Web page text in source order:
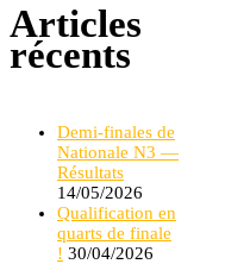
Articles
récents
Demi-finales de
Nationale N3 —
Résultats
14/05/2026
Qualification en
quarts de finale
! 30/04/2026